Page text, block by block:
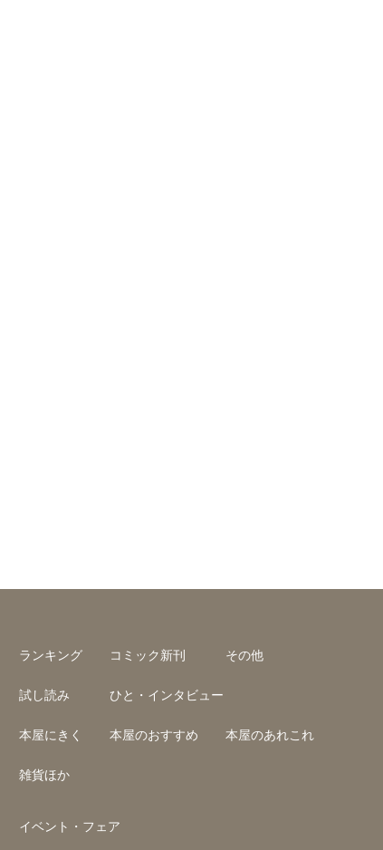
ランキング コミック新刊 その他
試し読み ひと・インタビュー
本屋にきく 本屋のおすすめ 本屋のあれこれ
雑貨ほか
イベント・フェア